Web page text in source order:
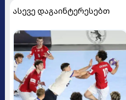
ასევე დაგაინტერესებთ